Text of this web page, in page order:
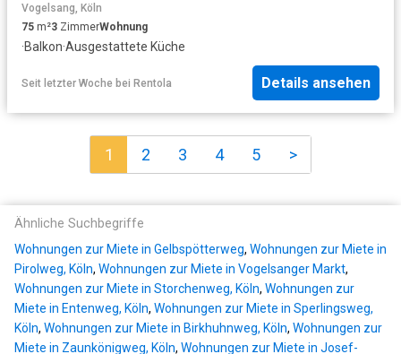
Vogelsang, Köln
75 m²3 ZimmerWohnung
·Balkon·Ausgestattete Küche
Seit letzter Woche bei Rentola Details ansehen
1 2 3 4 5 >
Ähnliche Suchbegriffe
Wohnungen zur Miete in Gelbspötterweg, Wohnungen zur Miete in
Pirolweg, Köln, Wohnungen zur Miete in Vogelsanger Markt,
Wohnungen zur Miete in Storchenweg, Köln, Wohnungen zur
Miete in Entenweg, Köln, Wohnungen zur Miete in Sperlingsweg,
Köln, Wohnungen zur Miete in Birkhuhnweg, Köln, Wohnungen zur
Miete in Zaunkönigweg, Köln, Wohnungen zur Miete in Josef-